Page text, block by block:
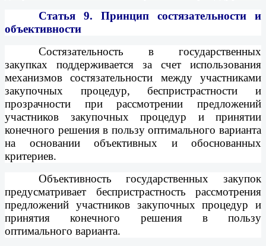
Статья 9. Принцип состязательности и
объективности
Состязательность в государственных
закупках поддерживается за счет использования
механизмов состязательности между участниками
закупочных процедур, беспристрастности и
прозрачности при рассмотрении предложений
участников закупочных процедур и принятии
конечного решения в пользу оптимального варианта
на основании объективных и обоснованных
критериев.
Объективность государственных закупок
предусматривает беспристрастность рассмотрения
предложений участников закупочных процедур и
принятия конечного решения в пользу
оптимального варианта.